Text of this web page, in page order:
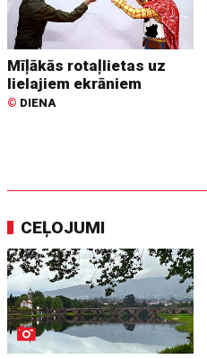
Mīļākās rotaļlietas uz
lielajiem ekrāniem
© DIENA
CEĻOJUMI